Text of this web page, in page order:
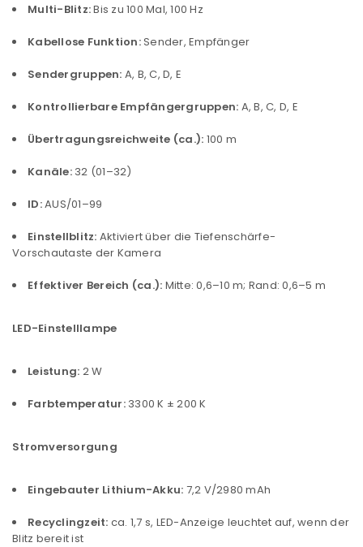
PASSWORT VERGESSEN?
REGISTRIEREN
E-Mail-Adresse*
deine E-Mail-Adresse gesendet.
NEWSLETTER ABONNIEREN
Please select all the ways you would like to hear from
akzeptiere dieDatenschutzerklärung. *
Multi-Blitz:Bis zu 100 Mal, 100 Hz
Kabellose Funktion:Sender, Empfänger
Sendergruppen: A, B, C, D, E
Kontrollierbare Empfängergruppen: A, B, C, D, E
Übertragungsreichweite (ca.): 100 m
Kanäle:32 (01–32)
ID:AUS/01–99
Einstellblitz: Aktiviert über die Tiefenschärfe-
Vorschautaste der Kamera
Effektiver Bereich (ca.): Mitte: 0,6–10 m; Rand: 0,6–5 m
LED-Einstelllampe
Leistung: 2 W
Farbtemperatur:3300 K ± 200 K
Stromversorgung
Eingebauter Lithium-Akku: 7,2 V/2980 mAh
Recyclingzeit: ca. 1,7 s, LED-Anzeige leuchtet auf, wenn der
Blitz bereit ist